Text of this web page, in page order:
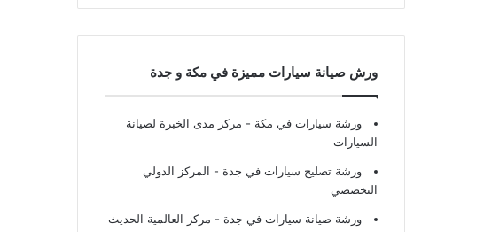
ورش صيانة سيارات مميزة في مكة و جدة
ورشة سيارات في مكة - مركز مدى الخبرة لصيانة
السيارات
ورشة تصليح سيارات في جدة - المركز الدولي
التخصصي
ورشة صيانة سيارات في جدة - مركز العالمية الحديث